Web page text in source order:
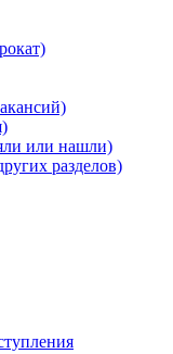
или нашли)
разделов)